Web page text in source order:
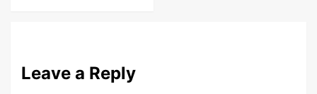
Leave a Reply